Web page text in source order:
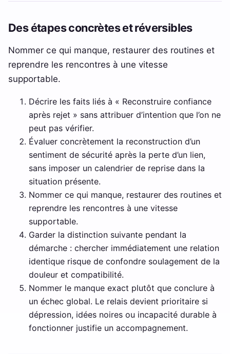
Des étapes concrètes et réversibles
Nommer ce qui manque, restaurer des routines et
reprendre les rencontres à une vitesse
supportable.
Décrire les faits liés à « Reconstruire confiance
après rejet » sans attribuer d’intention que l’on ne
peut pas vérifier.
Évaluer concrètement la reconstruction d’un
sentiment de sécurité après la perte d’un lien,
sans imposer un calendrier de reprise dans la
situation présente.
Nommer ce qui manque, restaurer des routines et
reprendre les rencontres à une vitesse
supportable.
Garder la distinction suivante pendant la
démarche : chercher immédiatement une relation
identique risque de confondre soulagement de la
douleur et compatibilité.
Nommer le manque exact plutôt que conclure à
un échec global. Le relais devient prioritaire si
dépression, idées noires ou incapacité durable à
fonctionner justifie un accompagnement.